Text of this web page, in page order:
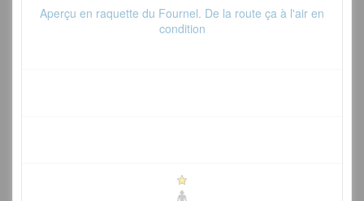
Aperçu en raquette du Fournel. De la route ça à l'air en
condition